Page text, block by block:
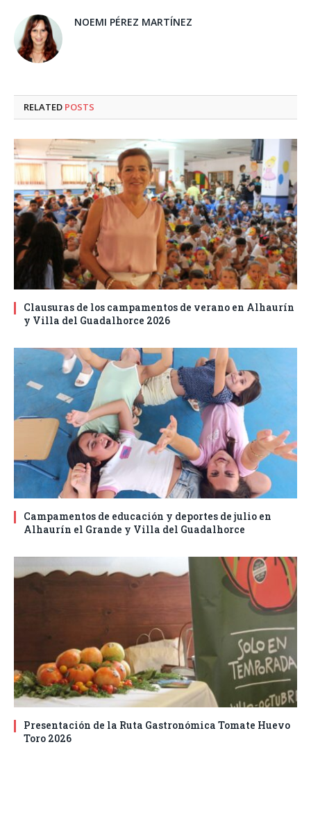
NOEMI PÉREZ MARTÍNEZ
RELATED POSTS
Clausuras de los campamentos de verano en Alhaurín
y Villa del Guadalhorce 2026
Campamentos de educación y deportes de julio en
Alhaurín el Grande y Villa del Guadalhorce
Presentación de la Ruta Gastronómica Tomate Huevo
Toro 2026